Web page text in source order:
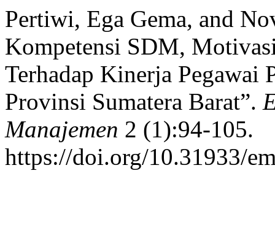
Pertiwi, Ega Gema, and
Kompetensi SDM,
Terhadap Kinerja Pegawai
Provinsi Sumatera Barat”.
Manajemen 2 (1):94-105.
https://doi.org/10.31933/